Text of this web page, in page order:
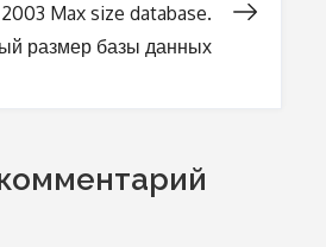
Max size database.
размер базы данных